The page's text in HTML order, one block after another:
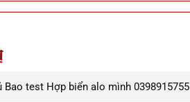
Bao test Hợp biển alo mình 0398915755